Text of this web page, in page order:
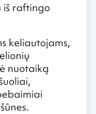
iš raftingo
keliautojams,
nuotaiką